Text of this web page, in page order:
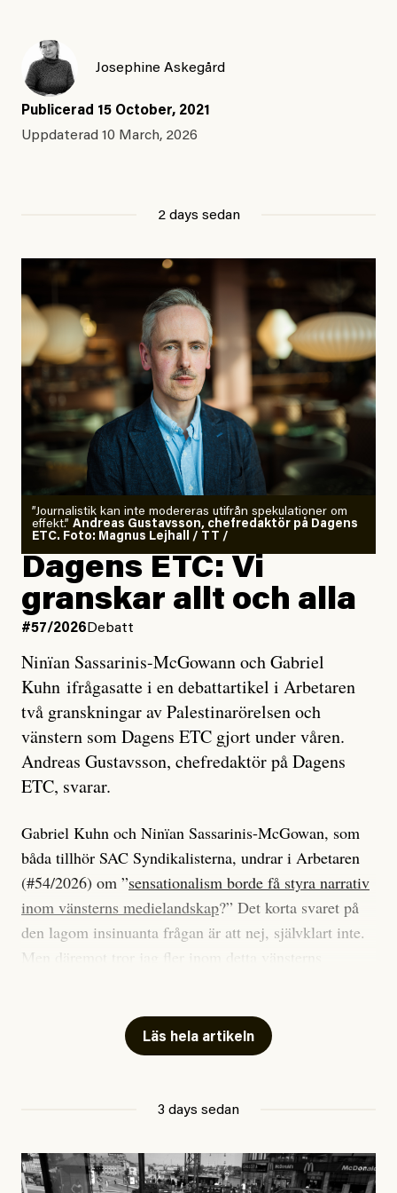
Josephine Askegård
Publicerad 15 October, 2021
Uppdaterad 10 March, 2026
2 days sedan
”Journalistik kan inte modereras utifrån spekulationer om
effekt.” Andreas Gustavsson, chefredaktör på Dagens
ETC. Foto: Magnus Lejhall / TT /
Dagens ETC: Vi
granskar allt och alla
#57/2026 Debatt
Ninïan Sassarinis-McGowann och Gabriel
Kuhn ifrågasatte i en debattartikel i Arbetaren
två granskningar av Palestinarörelsen och
vänstern som Dagens ETC gjort under våren.
Andreas Gustavsson, chefredaktör på Dagens
ETC, svarar.
Gabriel Kuhn och Ninïan Sassarinis-McGowan, som
båda tillhör SAC Syndikalisterna, undrar i Arbetaren
(#54/2026) om ”sensationalism borde få styra narrativ
inom vänsterns medielandskap?” Det korta svaret på
den lagom insinuanta frågan är att nej, självklart inte.
Men däremot tror jag fler inom detta vänsterns
journalistik som vänder sig till många snarare än att
jaga inbördes beundran. Det har i alla fall fungerat för
McGowan riktar sin kritik mot.
Läs hela artikeln
3 days sedan